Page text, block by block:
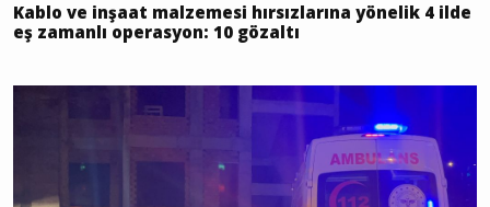
Kablo ve inşaat malzemesi hırsızlarına yönelik 4 ilde
eş zamanlı operasyon: 10 gözaltı